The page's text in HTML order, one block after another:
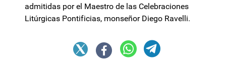
admitidas por el Maestro de las Celebraciones
Litúrgicas Pontificias, monseñor Diego Ravelli.